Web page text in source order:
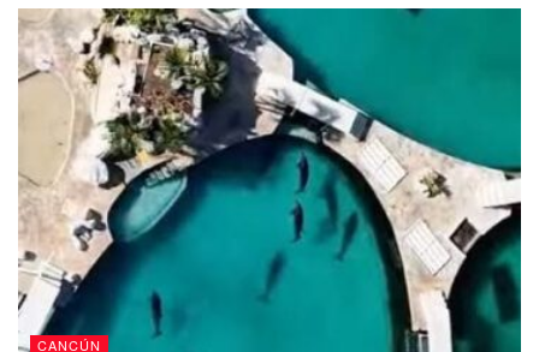
Cuando los encargados del lugar se percataron de lo que
ocurría, de inmediato dieron paso a la evacuación del
personal y de los clientes.
El reporte llegó al número de emergencias 911, arribando
en pronta reacción los elementos de bomberos quienes
lograron controlar la situación para que no pasaron a
mayores.
CANCÚN